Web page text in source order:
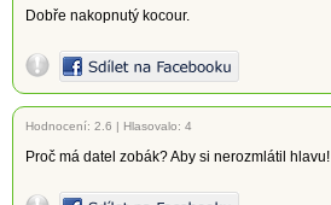
Dobře nakopnutý kocour.
Hodnocení: 2.6 | Hlasovalo: 4
Proč má datel zobák? Aby si nerozmlátil hlavu!